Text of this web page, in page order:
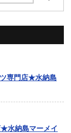
専門店★水納島
水納島マーメイ